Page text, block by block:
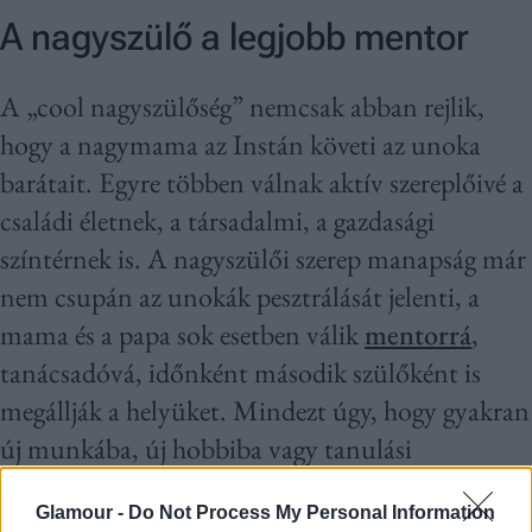
Glamour - Do Not Process My Personal Information
A nagyszülő a legjobb mentor
A „cool nagyszülőség” nemcsak abban rejlik,
hogy a nagymama az Instán követi az unoka
barátait. Egyre többen válnak aktív szereplőivé a
családi életnek, a társadalmi, a gazdasági
színtérnek is. A nagyszülői szerep manapság már
nem csupán az unokák pesztrálását jelenti, a
mama és a papa sok esetben válikmentorrá,
tanácsadóvá, időnként második szülőként is
megállják a helyüket. Mindezt úgy, hogy gyakran
új munkába, új hobbiba vagy tanulási